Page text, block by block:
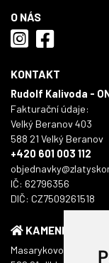
O NÁS
KONTAKT
Rudolf Kalivoda -
Fakturační údaje:
Velký Beranov 403
588 21 Velký Beranov
+420 601 003 112
IČ: 62796356
DIČ: CZ7509261518
KAMENNÁ
Masarykovo náměstí